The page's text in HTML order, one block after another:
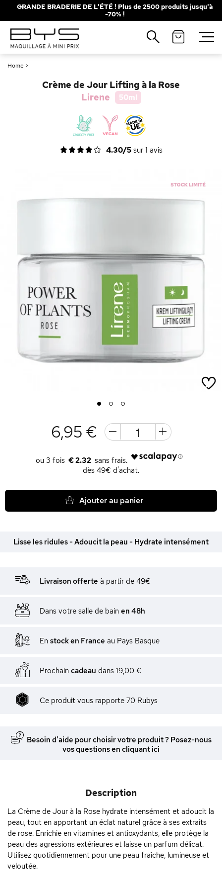
GRANDE BRADERIE DE L'ÉTÉ ! Plus de 2500 produits jusqu'à
-70% !
Home >
Crème de Jour Lifting à la Rose
Lirene
50ml
4.30/5sur 1 avis
1 2 3
6,95 €
€ 2.32
dès 49€ d'achat.
Ajouter au panier
Lisse les ridules - Adoucit la peau - Hydrate intensément
Livraison offerte à partir de 49€
Dans votre salle de bain en 48h
En stock en France au Pays Basque
Prochain cadeau dans 19,00 €
Ce produit vous rapporte 70 Rubys
Besoin d'aide pour choisir votre produit ? Posez-nous
vos questions en cliquant ici
Description
La Crème de Jour à la Rose hydrate intensément et adoucit la
peau, tout en apportant un éclat naturel grâce à ses extraits
de rose. Enrichie en vitamines et antioxydants, elle protège la
peau des agressions extérieures et laisse un parfum délicat.
Utilisez quotidiennement pour une peau fraîche, lumineuse et
veloutée.
Fermer
Recherches populaires
Rouge à Lèvres